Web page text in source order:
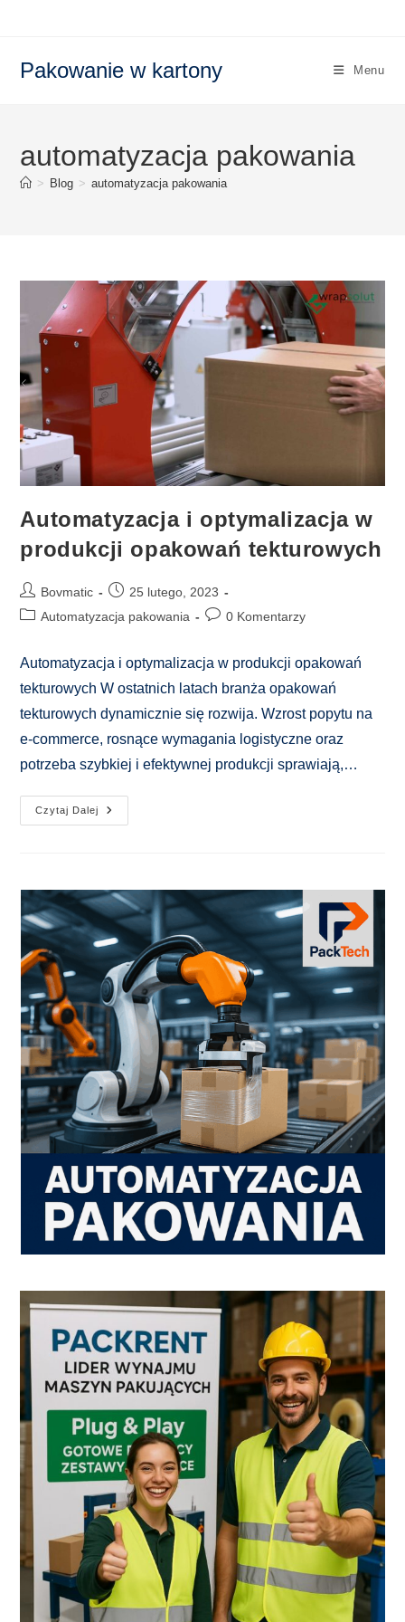
Pakowanie w kartony Menu
automatyzacja pakowania
> Blog > automatyzacja pakowania
Automatyzacja i optymalizacja w
produkcji opakowań tekturowych
Post
author:
Bovmatic
Post
published:
25 lutego, 2023
PostAutomatyzacja pakowania
Post0 Komentarzy
Automatyzacja i optymalizacja w produkcji opakowań
tekturowych W ostatnich latach branża opakowań
tekturowych dynamicznie się rozwija. Wzrost popytu na
e-commerce, rosnące wymagania logistyczne oraz
potrzeba szybkiej i efektywnej produkcji sprawiają,…
Czytaj Dalej
Automatyzacja
I
Tekturowych